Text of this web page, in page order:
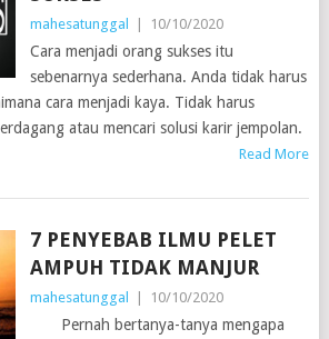
mahesatunggal | 10/10/2020
Cara menjadi orang sukses itu
sebenarnya sederhana. Anda tidak harus
cara menjadi kaya. Tidak harus
atau mencari solusi karir jempolan.
Read More
7 PENYEBAB ILMU PELET
AMPUH TIDAK MANJUR
mahesatunggal | 10/10/2020
Pernah bertanya-tanya mengapa